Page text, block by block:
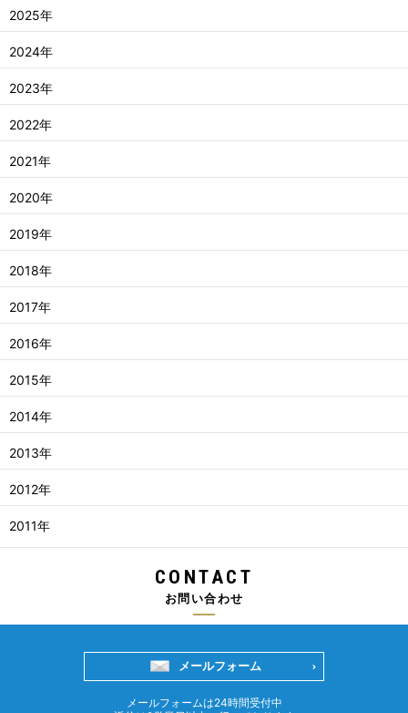
2025年
2024年
2023年
2022年
2021年
2020年
2019年
2018年
2017年
2016年
2015年
2014年
2013年
2012年
2011年
CONTACT
お問い合わせ
メールフォーム
メールフォームは24時間受付中